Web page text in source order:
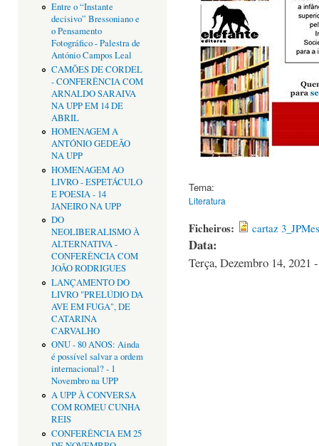
Entre o “Instante
decisivo” Bressoniano e
o Pensamento
Fotográfico - Palestra de
António Campos Leal
CAMÕES DE CORDEL
- CONFERÊNCIA COM
ARNALDO SARAIVA
NA UPP EM 14 DE
ABRIL
HOMENAGEM A
ANTÓNIO GEDEÃO
NA UPP
HOMENAGEM AO
LIVRO - ESPETÁCULO
E POESIA - 14
JANEIRO NA UPP
DO
NEOLIBERALISMO À
ALTERNATIVA -
CONFERÊNCIA COM
JOÃO RODRIGUES
LANÇAMENTO DO
LIVRO "PRELÚDIO DA
AVE EM FUGA", DE
CATARINA
CARVALHO
ONU - 80 ANOS: Ainda
é possível salvar a ordem
internacional? - 1
Novembro na UPP
A UPP À CONVERSA
COM ROMEU CUNHA
REIS
CONFERÊNCIA EM 25
Tema:
Literatura
Ficheiros: cartaz
Data:
Terça, Dezembro 14, 2021